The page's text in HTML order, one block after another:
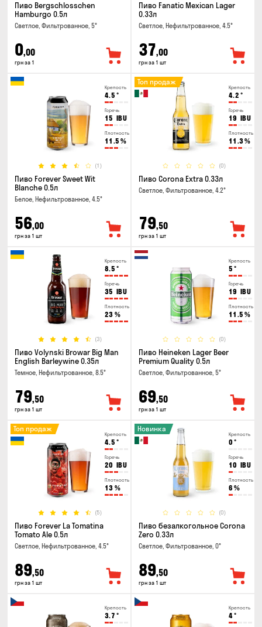
Пиво Bergschlosschen
Hamburgo 0.5л
Светлое, Фильтрованное, 5°
0,00
грн за 1
Пиво Fanatic Mexican Lager
0.33л
Светлое, Нефильтрованное, 4.5°
37,00
грн за 1 шт
Крепость
4.5 °
Горечь
15 IBU
Плотность
11.5 %
(1)
Пиво Forever Sweet Wit
Blanche 0.5л
Белое, Нефильтрованное, 4.5°
56,00
грн за 1 шт
Крепость
4.2 °
Горечь
19 IBU
Плотность
11.3%
(0)
Топ продаж
Пиво Corona Extra 0.33л
Светлое, Фильтрованное, 4.2°
79,50
грн за 1 шт
Крепость
8.5 °
Горечь
35 IBU
Плотность
23 %
(3)
Пиво Volynski Browar Big Man
English Barleywine 0.35л
Темное, Нефильтрованное, 8.5°
79,50
грн за 1 шт
Крепость
5 °
Горечь
19 IBU
Плотность
11.5 %
(0)
Пиво Heineken Lager Beer
Premium Quality 0.5л
Светлое, Фильтрованное, 5°
69,50
грн за 1 шт
Крепость
4.5 °
Горечь
20 IBU
Плотность
13 %
(5)
Топ продаж
Пиво Forever La Tomatina
Tomato Ale 0.5л
Светлое, Нефильтрованное, 4.5°
89,50
грн за 1 шт
Крепость
0 °
Горечь
10 IBU
Плотность
6 %
(0)
Новинка
Пиво безалкогольное Corona
Zero 0.33л
Светлое, Фильтрованное, 0°
89,50
грн за 1 шт
Крепость
3.7 °
Крепость
4°